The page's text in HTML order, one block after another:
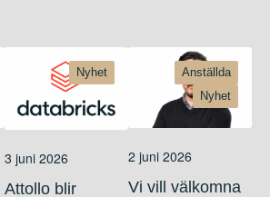
3 juni 2026
Nyhet
Attollo blir
2 juni 2026
Anställda
Nyhet
Vi vill välkomna